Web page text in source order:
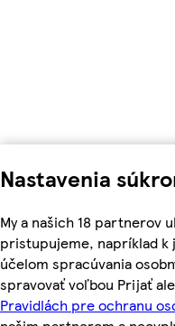
Nastavenia
My a našich 18 partnerov
pristupujeme, napríklad k
účelom spracúvania
spravovať voľbou Prijať
Pravidlách pre ochranu